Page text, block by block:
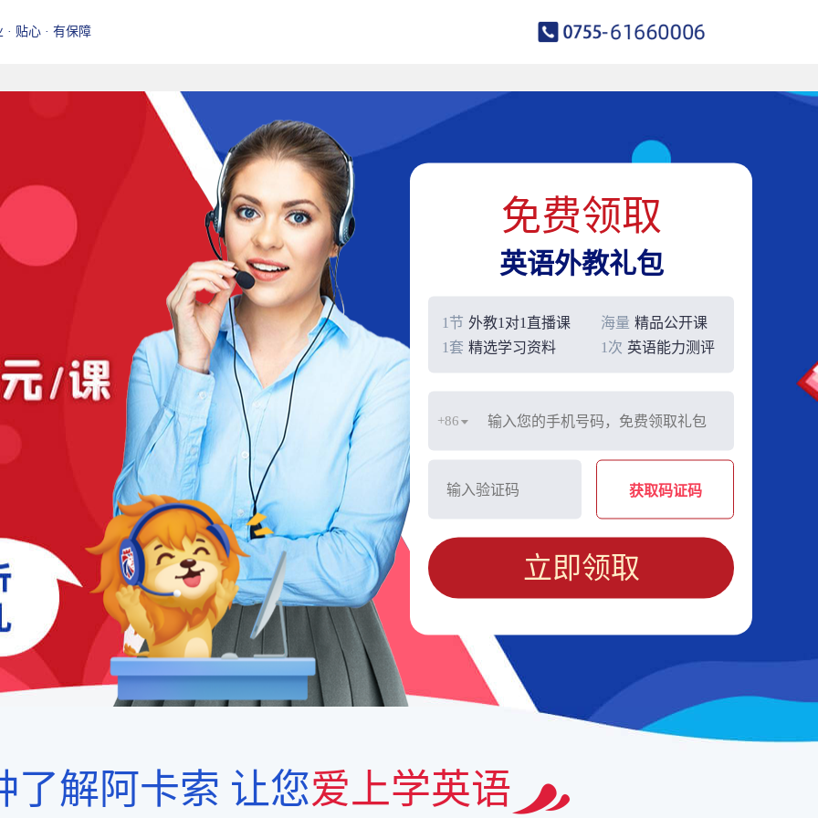
· 贴心 · 有保障
免费领取
英语外教礼包
1节 外教1对1直播课 海量 精品公开课
1套 精选学习资料 1次 英语能力测评
+86
获取码证码
立即领取
了解阿卡索 让您爱上学英语